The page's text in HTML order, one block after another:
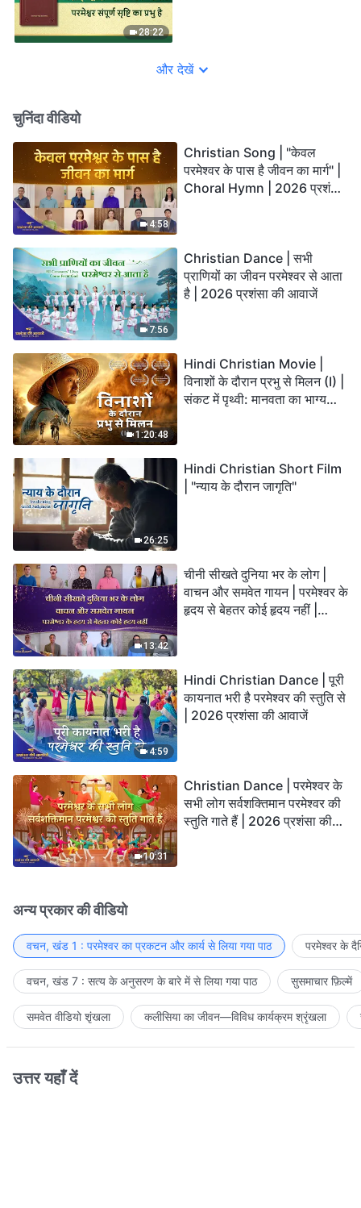
28:22
और देखें
चुनिंदा वीडियो
4:58
Christian Song | "केवल
परमेश्वर के पास है जीवन का मार्ग" |
Choral Hymn | 2026 प्रशंसा
7:56
Christian Dance | सभी
प्राणियों का जीवन परमेश्वर से आता
है | 2026 प्रशंसा की आवाजें
1:20:48
Hindi Christian Movie |
विनाशों के दौरान प्रभु से मिलन (I) |
संकट में पृथ्वी: मानवता का भाग्य
26:25
Hindi Christian Short Film
| "न्याय के दौरान जागृति"
13:42
चीनी सीखते दुनिया भर के लोग |
वाचन और समवेत गायन | परमेश्वर के
हृदय से बेहतर कोई हृदय नहीं |
4:59
Hindi Christian Dance | पूरी
कायनात भरी है परमेश्वर की स्तुति से
| 2026 प्रशंसा की आवाजें
10:31
Christian Dance | परमेश्वर के
सभी लोग सर्वशक्तिमान परमेश्वर की
स्तुति गाते हैं | 2026 प्रशंसा की
अन्य प्रकार की वीडियो
वचन, खंड 1 : परमेश्वर का प्रकटन और कार्य से लिया गया पाठ परमेश्वर के
वचन, खंड 7 : सत्य के अनुसरण के बारे में से लिया गया पाठ सुसमाचार फ़िल्में
समवेत वीडियो शृंखला कलीसिया का जीवन—विविध कार्यक्रम श्रृंखला
उत्तर यहाँ दें